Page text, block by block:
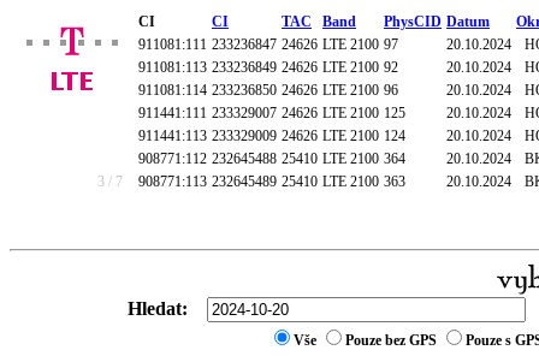
CI CI TAC Band PhysCID Datum
911081:111 233236847 24626 LTE 2100 97 20.10.2024
911081:113 233236849 24626 LTE 2100 92 20.10.2024
911081:114 233236850 24626 LTE 2100 96 20.10.2024
911441:111 233329007 24626 LTE 2100 125 20.10.2024
911441:113 233329009 24626 LTE 2100 124 20.10.2024
908771:112 232645488 25410 LTE 2100 364 20.10.2024
3 / 7
908771:113 232645489 25410 LTE 2100 363 20.10.2024
Hledat:
Vše Pouze bez GPS Pouze s